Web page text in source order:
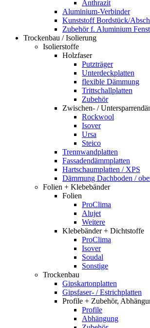
Anthrazit
Aluminium-Verbinder
Kunststoff Bordstück/
Zubehör f. Aluminium
Trockenbau / Isolierung
Isolierstoffe
Holzfaser
Putzträger
Unterdeckplatten
flexible Dämmung
Trittschallplatten
Zubehör
Zwischen- /
Rockwool
Isover
Ursa
Steico
Trennwandplatten
Fassadendämmplatten
Hartschaumplatten / XPS
Dämmung Dachboden /
Folien + Klebebänder
Folien
ProClima
Alujet
Weitere
Klebebänder + Dichtstoffe
ProClima
Isover
Soudal
Sonstige
Trockenbau
Gipskartonplatten
Gipsfaser- / Estrichplatten
Profile + Zubehör,
Profile
Abhängung